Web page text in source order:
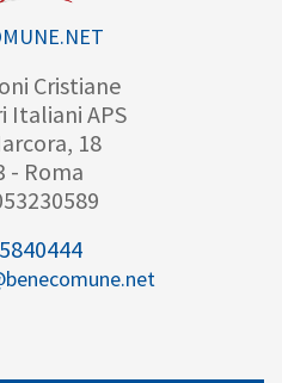
Cristiane
Italiani APS
18
- Roma